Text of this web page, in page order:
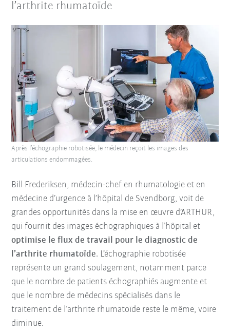
l’arthrite rhumatoïde
Bill Frederiksen, médecin-chef en rhumatologie et en
médecine d’urgence à l’hôpital de Svendborg, voit de
grandes opportunités dans la mise en œuvre d’ARTHUR,
qui fournit des images échographiques à l’hôpital et
optimise le flux de travail pour le diagnostic de
l’arthrite rhumatoïde. L’échographie robotisée
représente un grand soulagement, notamment parce
que le nombre de patients échographiés augmente et
que le nombre de médecins spécialisés dans le
traitement de l’arthrite rhumatoïde reste le même, voire
diminue.
Après l’échographie robotisée, le médecin reçoit les images des
articulations endommagées.